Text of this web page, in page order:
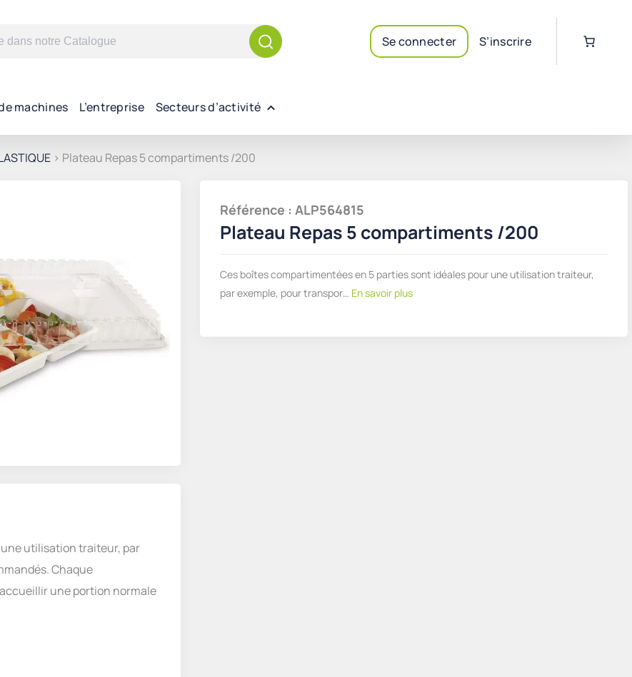
Se connecter S’inscrire
machines L’entreprise Secteurs d’activité
> Plateau Repas 5 compartiments /200
utilisation traiteur, par
Chaque
une portion normale
Référence : ALP564815
Plateau Repas 5 compartiments /200
Ces boîtes compartimentées en 5 parties sont idéales pour une utilisation traiteur,
par exemple, pour transpor… En savoir plus